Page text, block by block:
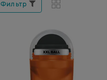
Фильтр